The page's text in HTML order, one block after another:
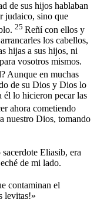
de sus hijos hablaban
judaico, sino que
25 Reñí con ellos y
los cabellos,
hijas a sus hijos, ni
vosotros mismos.
Aunque en muchas
de su Dios y Dios lo
él lo hicieron pecar las
ahora cometiendo
nuestro Dios, tomando
Eliasib, era
de mi lado.
contaminan el
levitas!»